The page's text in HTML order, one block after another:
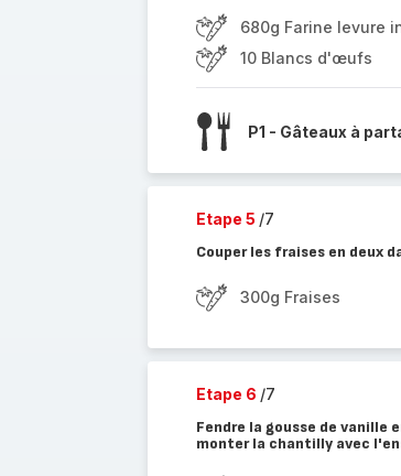
680g Farine levure
10 Blancs d'œufs
P1 - Gâteaux à
Etape 5 /7
Couper les fraises en deux
300g Fraises
Etape 6 /7
Fendre la gousse de vanille
monter la chantilly avec